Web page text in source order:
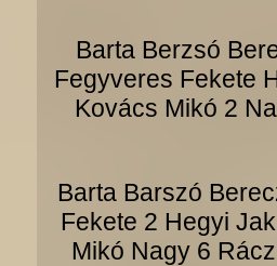
Barta Berzsó
Fegyveres Fekete
Kovács Mikó 2
Barta Barszó
Fekete 2 Hegyi
Mikó Nagy 6